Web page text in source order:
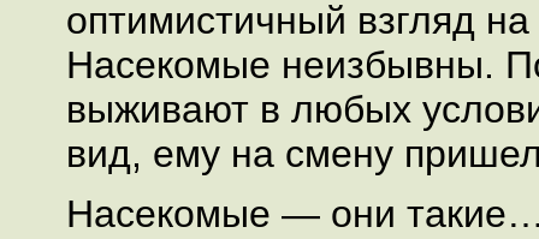
оптимистичный взгляд
Насекомые неизбывны.
выживают в любых
вид, ему на смену
Насекомые — они